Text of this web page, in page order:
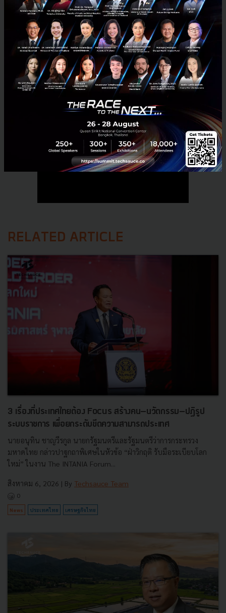
News boi data-center
No comment
RELATED ARTICLE
3 เรื่องที่ประเทศไทยต้อง Focus สร้างคน–นวัตกรรม–ปฏิรูป
ระบบราชการ เพื่อยกระดับขีดความสามารถประเทศ
นายอนุทิน ชาญวีรกูล นายกรัฐมนตรีและรัฐมนตรีว่าการกระทรวง
มหาดไทย กล่าวปาฐกถาพิเศษในหัวข้อ “ฝ่าวิกฤติ รับมือระเบียบโลก
ใหม่” ในงาน The INTANIA Forum...
สิงหาคม 6, 2026 | By Techsauce Team
0
News ประเทศไทย เศรษฐกิจไทย